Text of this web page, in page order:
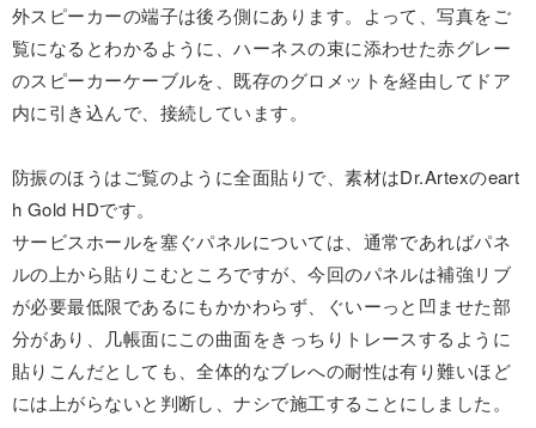
外スピーカーの端子は後ろ側にあります。よって、写真をご
覧になるとわかるように、ハーネスの束に添わせた赤グレー
のスピーカーケーブルを、既存のグロメットを経由してドア
内に引き込んで、接続しています。
防振のほうはご覧のように全面貼りで、素材はDr.Artexのeart
h Gold HDです。
サービスホールを塞ぐパネルについては、通常であればパネ
ルの上から貼りこむところですが、今回のパネルは補強リブ
が必要最低限であるにもかかわらず、ぐいーっと凹ませた部
分があり、几帳面にこの曲面をきっちりトレースするように
貼りこんだとしても、全体的なブレへの耐性は有り難いほど
には上がらないと判断し、ナシで施工することにしました。